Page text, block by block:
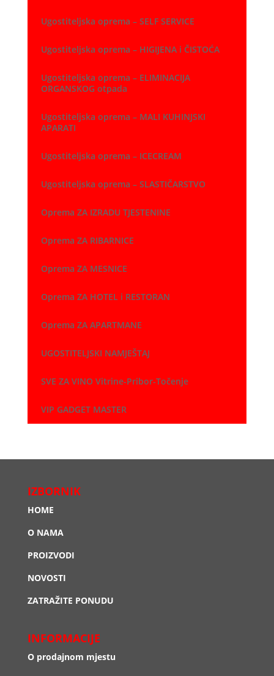
Ugostiteljska oprema – SELF SERVICE
Ugostiteljska oprema – HIGIJENA i ČISTOĆA
Ugostiteljska oprema – ELIMINACIJA
ORGANSKOG otpada
Ugostiteljska oprema – MALI KUHINJSKI
APARATI
Ugostiteljska oprema – ICECREAM
Ugostiteljska oprema – SLASTIČARSTVO
Oprema ZA IZRADU TJESTENINE
Oprema ZA RIBARNICE
Oprema ZA MESNICE
Oprema ZA HOTEL i RESTORAN
Oprema ZA APARTMANE
UGOSTITELJSKI NAMJEŠTAJ
SVE ZA VINO Vitrine-Pribor-Točenje
VIP GADGET MASTER
IZBORNIK
HOME
O NAMA
PROIZVODI
NOVOSTI
ZATRAŽITE PONUDU
INFORMACIJE
O prodajnom mjestu